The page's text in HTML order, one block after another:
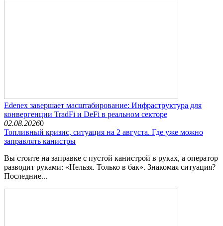
Edenex завершает масштабирование: Инфраструктура для
конвергенции TradFi и DeFi в реальном секторе
02.08.20260
Топливный кризис, ситуация на 2 августа. Где уже можно
заправлять канистры
Вы стоите на заправке с пустой канистрой в руках, а оператор
разводит руками: «Нельзя. Только в бак». Знакомая ситуация?
Последние...